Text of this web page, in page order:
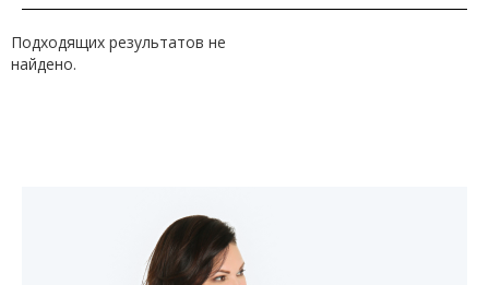
Подходящих результатов не
найдено.